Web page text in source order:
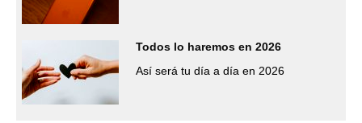
Todos lo haremos en 2026
Así será tu día a día en 2026